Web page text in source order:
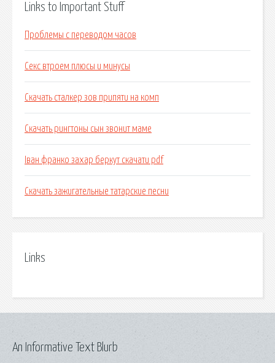
Links to Important Stuff
Проблемы с переводом часов
Секс втроем плюсы и минусы
Скачать сталкер зов припяти на комп
Скачать рингтоны сын звонит маме
Іван франко захар беркут скачати pdf
Скачать зажигательные татарские песни
Links
An Informative Text Blurb